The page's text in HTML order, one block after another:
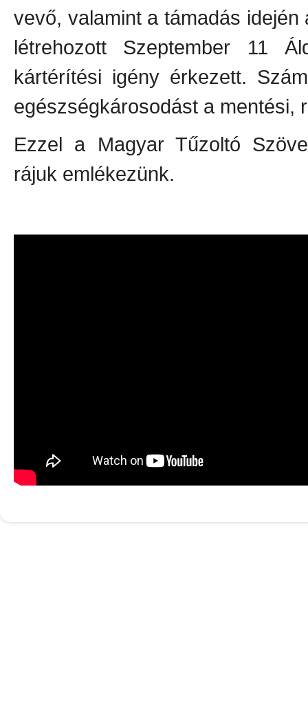
vevő, valamint a támadás
létrehozott Szeptember 11
kártérítési igény érkezett.
egészségkárosodást a mentési,
Ezzel a Magyar Tűzoltó
rájuk emlékezünk.